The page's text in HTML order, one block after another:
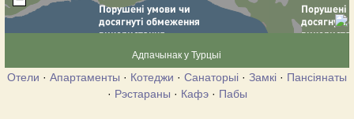
Адпачынак у Турцыі
Отели · Апартаменты · Котеджи · Санаторыі · Замкі · Пансіянаты
· Рэстараны · Кафэ· Пабы